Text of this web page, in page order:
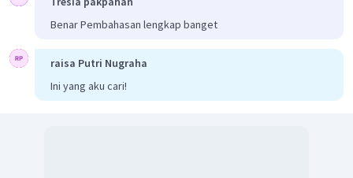
Benar Pembahasan lengkap banget
raisa Putri Nugraha
Ini yang aku cari!